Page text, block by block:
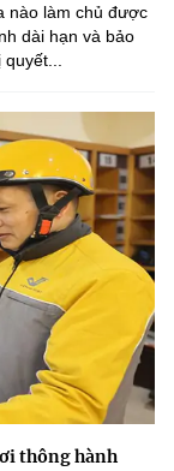
nào làm chủ được
dài hạn và bảo
thông hành